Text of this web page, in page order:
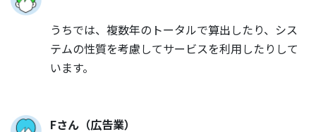
うちでは、複数年のトータルで算出したり、シス
テムの性質を考慮してサービスを利用したりして
います。
Fさん（広告業）